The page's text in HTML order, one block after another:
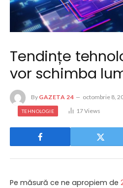
Tendințe
vor schimba
By GAZETA 24 octombrie 8,
TEHNOLOGIE 17Views
Pe măsură ce ne apropiem de